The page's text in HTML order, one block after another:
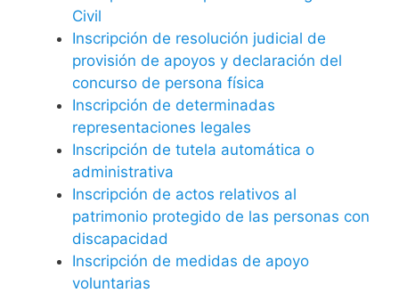
Civil
Inscripción de resolución judicial de
provisión de apoyos y declaración del
concurso de persona física
Inscripción de determinadas
representaciones legales
Inscripción de tutela automática o
administrativa
Inscripción de actos relativos al
patrimonio protegido de las personas con
discapacidad
Inscripción de medidas de apoyo
voluntarias